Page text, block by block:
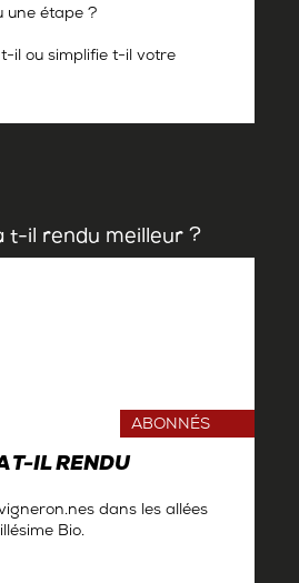
une étape ?
il ou simplifie t-il votre
T-IL RENDU
ABONNÉS
dans les allées
Bio.